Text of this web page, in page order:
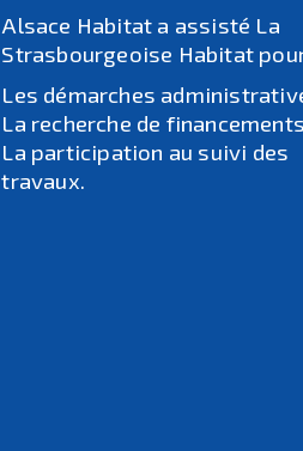
Alsace Habitat a assisté La
Strasbourgeoise Habitat
Les démarches
La recherche de
La participation au suivi des
travaux.